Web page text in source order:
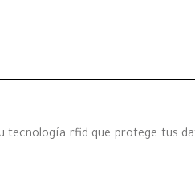
tecnología rfid que protege tus